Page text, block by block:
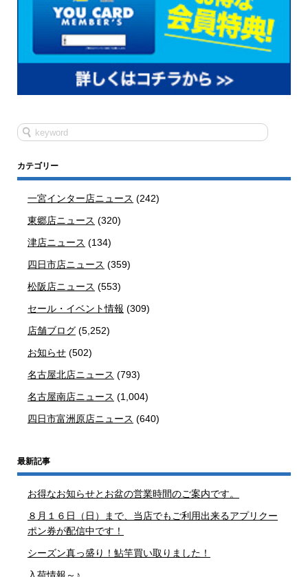
カテゴリー
一宮インター店ニュース (242)
東郷店ニュース (320)
津店ニュース (134)
四日市店ニュース (359)
松阪店ニュース (553)
セール・イベント情報 (309)
店舗ブログ (5,252)
お知らせ (502)
名古屋北店ニュース (793)
名古屋南店ニュース (1,004)
四日市富洲原店ニュース (640)
最新記事
お得なお知らせとお盆の営業時間のご案内です。
８月１６日（日）まで、当店でもご利用出来るアプリクー
ポン券が配信中です！
シーズン真っ盛り！鮎竿買い取りました！